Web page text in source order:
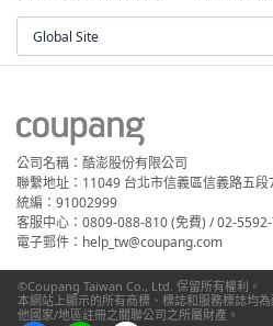
Global Site
公司名稱：酷澎股份有限公司
聯繫地址：11049 台北市信義區信義路五段
統編：91002999
客服中心：0809-088-810 (免費) / 02-
電子郵件：help_tw@coupang.com
©Coupang Taiwan Co., Ltd. 保留所有權利。
本網站上顯示的所有商標、標誌和服務標誌均
他國家/地區註冊之關聯公司之所屬財產。